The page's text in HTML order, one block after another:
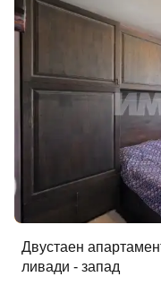
Двустаен
ливади - запад